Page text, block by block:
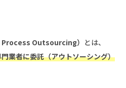
Outsourcing） とは、
業者に委託（アウトソーシング）